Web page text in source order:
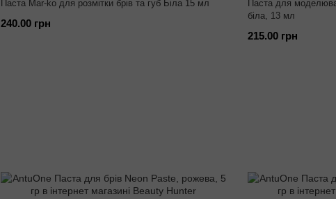
Паста Mar-ko для розмітки брів та губ Біла 15 мл
240.00 грн
Паста для
біла, 13 мл
215.00 грн